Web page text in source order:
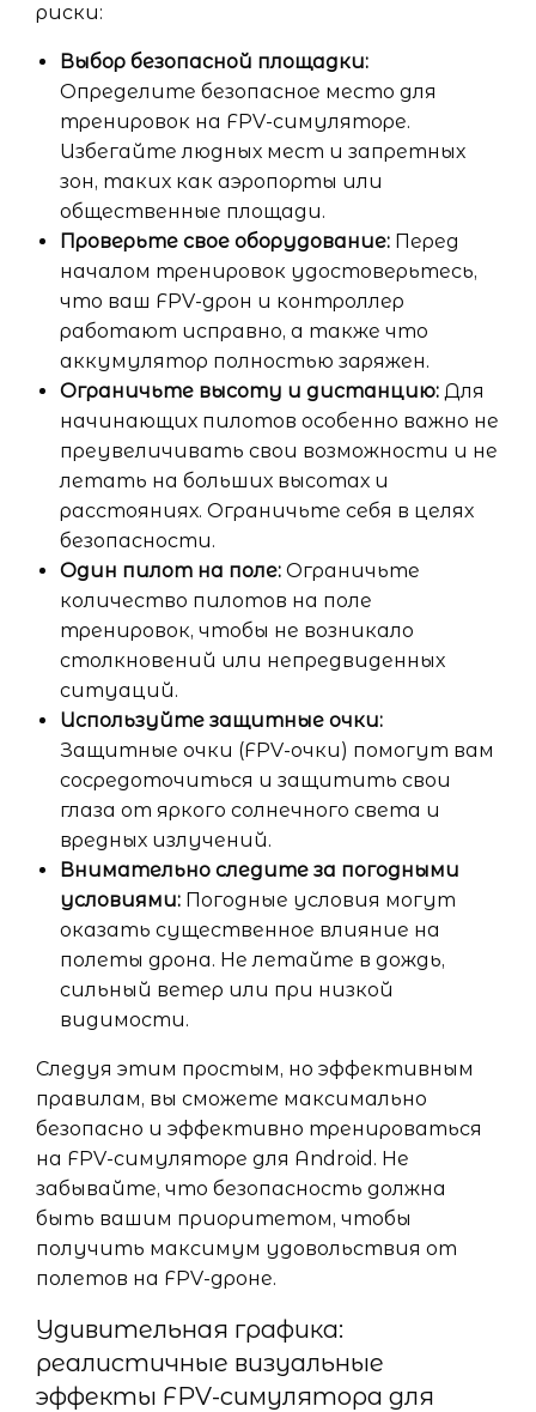
риски:
Выбор безопасной площадки:
Определите безопасное место для
тренировок на FPV-симуляторе.
Избегайте людных мест и запретных
зон, таких как аэропорты или
общественные площади.
Проверьте свое оборудование: Перед
началом тренировок удостоверьтесь,
что ваш FPV-дрон и контроллер
работают исправно, а также что
аккумулятор полностью заряжен.
Ограничьте высоту и дистанцию: Для
начинающих пилотов особенно важно не
преувеличивать свои возможности и не
летать на больших высотах и
расстояниях. Ограничьте себя в целях
безопасности.
Один пилот на поле: Ограничьте
количество пилотов на поле
тренировок, чтобы не возникало
столкновений или непредвиденных
ситуаций.
Используйте защитные очки:
Защитные очки (FPV-очки) помогут вам
сосредоточиться и защитить свои
глаза от яркого солнечного света и
вредных излучений.
Внимательно следите за погодными
условиями: Погодные условия могут
оказать существенное влияние на
полеты дрона. Не летайте в дождь,
сильный ветер или при низкой
видимости.
Следуя этим простым, но эффективным
правилам, вы сможете максимально
безопасно и эффективно тренироваться
на FPV-симуляторе для Android. Не
забывайте, что безопасность должна
быть вашим приоритетом, чтобы
получить максимум удовольствия от
полетов на FPV-дроне.
Удивительная графика:
реалистичные визуальные
эффекты FPV-симулятора для